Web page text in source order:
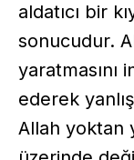
aldatıcı bir
sonucudur.
yaratmasını
ederek
Allah yoktan